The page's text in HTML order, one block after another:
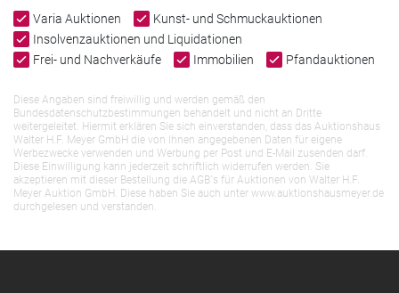
Varia Auktionen
Kunst- und Schmuckauktionen
Insolvenzauktionen und Liquidationen
Frei- und Nachverkäufe
Immobilien Pfandauktionen
Diese Angaben sind freiwillig und werden gemäß den
Bundesdatenschutzbestimmungen behandelt und nicht an Dritte
weitergeleitet. Hiermit erklären Sie sich einverstanden, dass das Auktionshaus
Walter H.F. Meyer GmbH die von Ihnen angegebenen Daten für eigene
Werbezwecke verwenden und Werbung per Post und E-Mail zusenden darf.
Diese Einwilligung kann jederzeit schriftlich widerrufen werden. Sie
akzeptieren mit dieser Bestellung die AGB`s für Auktionen von Walter H.F.
Meyer Auktion GmbH. Diese haben Sie auch unter www.auktionshausmeyer.de
durchgelesen und verstanden.